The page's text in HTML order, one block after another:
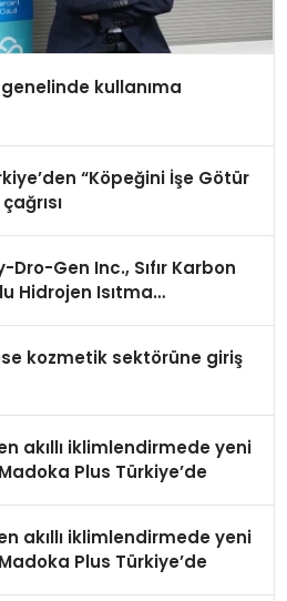
kullanıma
“Köpeğini İşe Götür
Dro-Gen Inc., Sıfır Karbon
Hidrojen Isıtma
kozmetik sektörüne giriş
akıllı iklimlendirmede yeni
Plus Türkiye’de
akıllı iklimlendirmede yeni
Plus Türkiye’de